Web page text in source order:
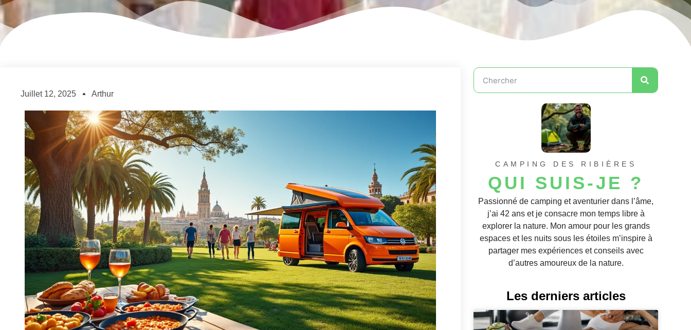
Juillet 12, 2025 Arthur
CAMPING DES RIBIÈRES
QUI SUIS-JE ?
Passionné de camping et aventurier dans l’âme,
j’ai 42 ans et je consacre mon temps libre à
explorer la nature. Mon amour pour les grands
espaces et les nuits sous les étoiles m’inspire à
partager mes expériences et conseils avec
d’autres amoureux de la nature.
Les derniers articles